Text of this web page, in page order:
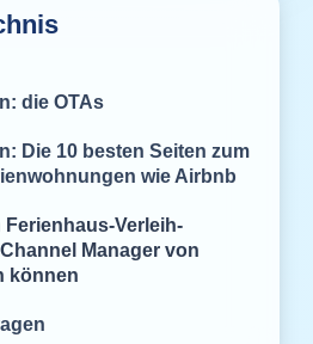
die OTAs
Die 10 besten Seiten zum
wie Airbnb
Ferienhaus-Verleih-
Manager von
können